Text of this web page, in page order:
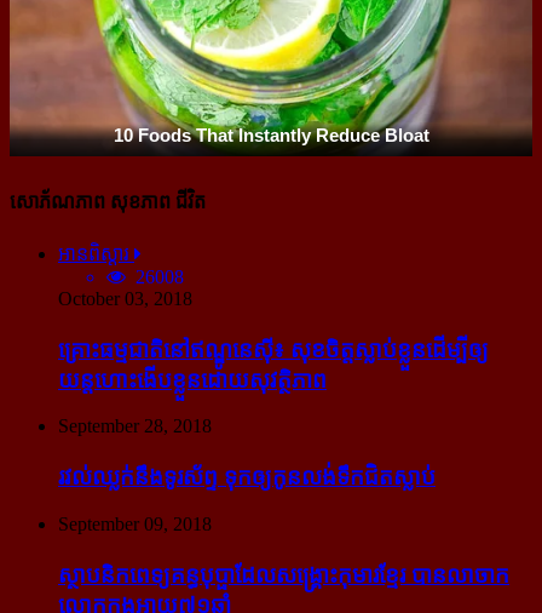
សោភ័ណភាព សុខភាព ជីវិត
អានពិស្ដារ
26008
October 03, 2018
គ្រោះធម្មជាតិនៅឥណ្ឌូនេស៊ី៖ សុខចិត្ត​ស្លាប់​ខ្លួន​ដើម្បី​ឲ្យ​
យន្ដហោះ​ងើប​ខ្លួន​ដោយ​សុវត្ថិភាព
September 28, 2018
រវល់​ឈ្លក់​នឹង​ទូរស័ព្ទ ទុក​ឲ្យ​កូន​លង់​ទឹក​ជិត​ស្លាប់
September 09, 2018
ស្ថាបនិក​ពេទ្យ​គន្ធបុប្ផា​ដែល​សង្គ្រោះ​កុមារ​ខ្មែរ​ បាន​លាចាក​
លោក​ក្នុង​អាយុ​៧១ឆ្នាំ